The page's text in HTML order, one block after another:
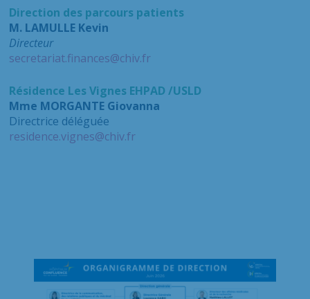
Direction des parcours patients
M. LAMULLE Kevin
Directeur
secretariat.finances@chiv.fr
Résidence Les Vignes EHPAD /USLD
Mme MORGANTE Giovanna
Directrice déléguée
residence.vignes@chiv.fr